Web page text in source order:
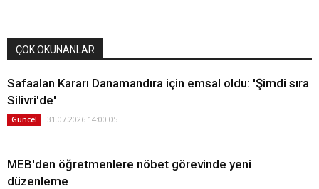
ÇOK OKUNANLAR
Safaalan Kararı Danamandıra için emsal oldu: 'Şimdi sıra
Silivri'de'
Güncel 31.07.2026 14:00:05
MEB'den öğretmenlere nöbet görevinde yeni
düzenleme